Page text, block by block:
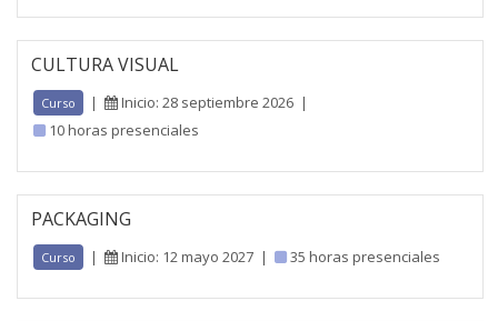
CULTURA VISUAL
Curso | Inicio: 28 septiembre 2026 |
10 horas presenciales
PACKAGING
Curso | Inicio: 12 mayo 2027 | 35 horas presenciales